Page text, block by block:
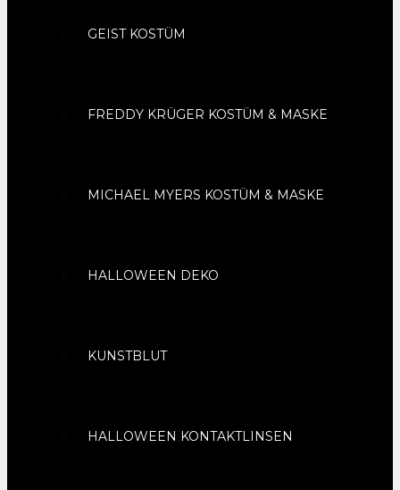
GEIST KOSTÜM
FREDDY KRÜGER KOSTÜM & MASKE
MICHAEL MYERS KOSTÜM & MASKE
HALLOWEEN DEKO
KUNSTBLUT
HALLOWEEN KONTAKTLINSEN